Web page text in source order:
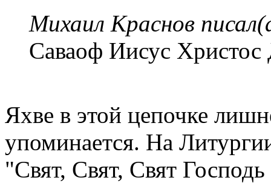
Михаил Краснов
Саваоф Иисус
Яхве в этой цепочке
упоминается. На
"Свят, Свят, Свят